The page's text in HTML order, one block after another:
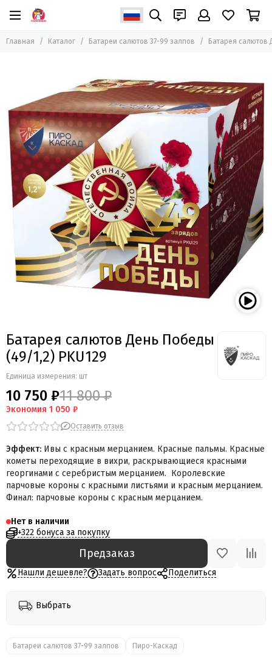
Главная Каталог Батареи салютов 37-99 залпов Батарея салютов
Батарея салютов День Победы
(49/1,2) PKU129
Единица измерения: шт
10 750 ₽11 800 ₽
Экономия 1 050 ₽
Оставить отзыв
Эффект: Ивы с красным мерцанием. Красные пальмы. Красные
кометы переходящие в вихри, раскрывающиеся красными
георгинами с серебристым мерцанием. Королевские
парчовые короны с красными листьями и красным мерцанием.
Финал: парчовые короны с красным мерцанием.
Нет в наличии
+322 бонуса за покупку
Предзаказ
Нашли дешевле? Задать вопрос Поделиться
Выбрать
Батареи салютов 37-99 залпов Пиро-Каскад